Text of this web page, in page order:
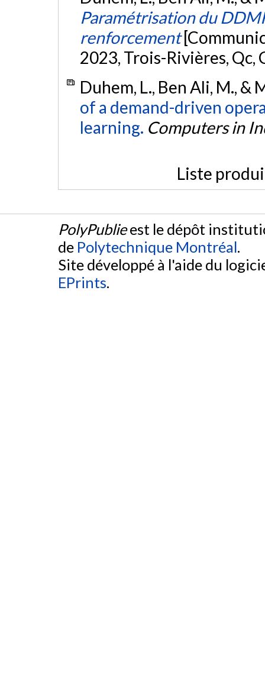
Paramétrisation du
renforcement
2023, Trois-Rivières, Qc,
Duhem, L., Ben Ali, M., &
of a demand-driven
learning. Computers in
Liste
PolyPublieest le dépôt
de Polytechnique Montréal.
Site développé à l'aide du
EPrints.